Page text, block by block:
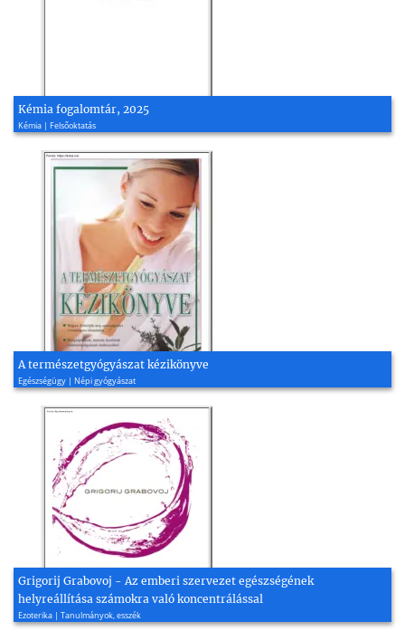
Kémia fogalomtár, 2025
Kémia | Felsőoktatás
A természetgyógyászat kézikönyve
Egészségügy | Népi gyógyászat
Grigorij Grabovoj - Az emberi szervezet egészségének
helyreállítása számokra való koncentrálással
Ezoterika | Tanulmányok, esszék